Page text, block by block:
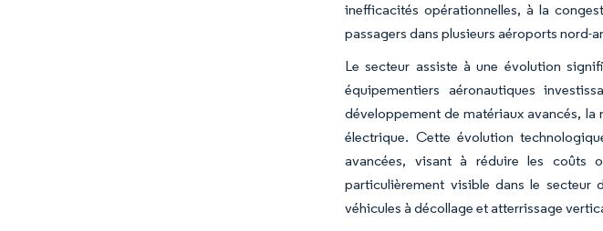
inefficacités opérationnelles, à la
passagers dans plusieurs aéroports nord-
Le secteur assiste à une évolution
équipementiers aéronautiques
développement de matériaux avancés,
électrique. Cette évolution
avancées, visant à réduire les coûts
particulièrement visible dans le secteur
véhicules à décollage et atterrissage